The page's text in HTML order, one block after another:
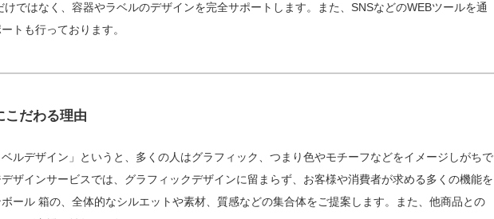
ではなく、容器やラベルのデザインを完全サポートします。また、SNSなどのWEBツールを通
トも行っております。
こだわる理由
ベルデザイン」というと、多くの人はグラフィック、つまり色やモチーフなどをイメージしがちで
ザインサービスでは、グラフィックデザインに留まらず、お客様や消費者が求める多くの機能を
ール 箱の、全体的なシルエットや素材、質感などの集合体をご提案します。また、他商品との